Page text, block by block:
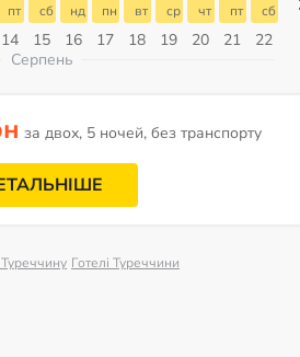
14
пт
15
сб
16
нд
17
пн
18
вт
19
ср
20
чт
21
пт
22
сб
Серпень
за двох, 5 ночей, без транспорту
Готелі Туреччини